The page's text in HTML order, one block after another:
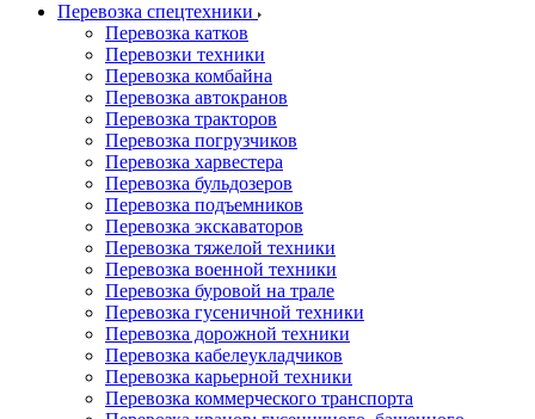
Перевозка спецтехники
Перевозка катков
Перевозки техники
Перевозка комбайна
Перевозка автокранов
Перевозка тракторов
Перевозка погрузчиков
Перевозка харвестера
Перевозка бульдозеров
Перевозка подъемников
Перевозка экскаваторов
Перевозка тяжелой техники
Перевозка военной техники
Перевозка буровой на трале
Перевозка гусеничной техники
Перевозка дорожной техники
Перевозка кабелеукладчиков
Перевозка карьерной техники
Перевозка коммерческого транспорта